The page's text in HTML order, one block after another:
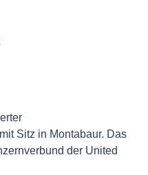
Sitz in Montabaur. Das
der United